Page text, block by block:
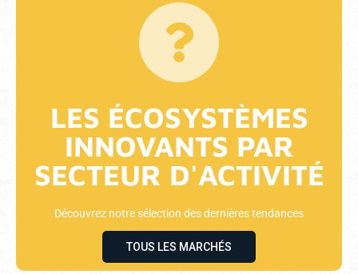
LES ÉCOSYSTÈMES
INNOVANTS PAR
SECTEUR D'ACTIVITÉ
Découvrez notre sélection des dernières tendances
TOUS LES MARCHÉS